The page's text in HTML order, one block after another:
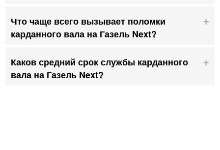
Что чаще всего вызывает поломки
карданного вала на Газель Next?
Каков средний срок службы карданного
вала на Газель Next?